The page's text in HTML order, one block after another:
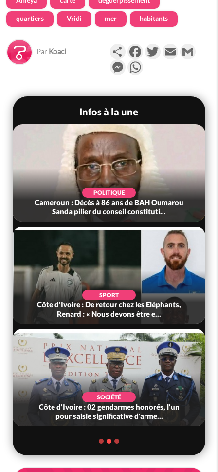
quartiers Vridi mer habitants
Par Koaci PartagerFacebookTwitterEmail
Messenger
Infos à la une
POLITIQUE
Cameroun : Décès à 86 ans de BAH Oumarou
Sanda pilier du conseil constituti...
SPORT
Côte d'Ivoire : De retour chez les Eléphants,
Renard : « Nous devons être e...
SOCIÉTÉ
Côte d'Ivoire : 02 gendarmes honorés, l'un
pour saisie significative d'arme...